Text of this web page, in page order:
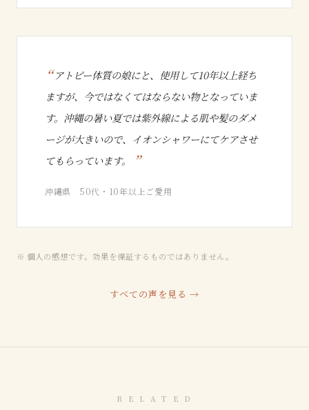
アトピー体質の娘にと、使用して10年以上経ち
ますが、今ではなくてはならない物となっていま
す。沖縄の暑い夏では紫外線による肌や髪のダメ
ージが大きいので、イオンシャワーにてケアさせ
てもらっています。
沖縄県 50代・10年以上ご愛用
※ 個人の感想です。効果を保証するものではありません。
すべての声を見る →
R E L A T E D